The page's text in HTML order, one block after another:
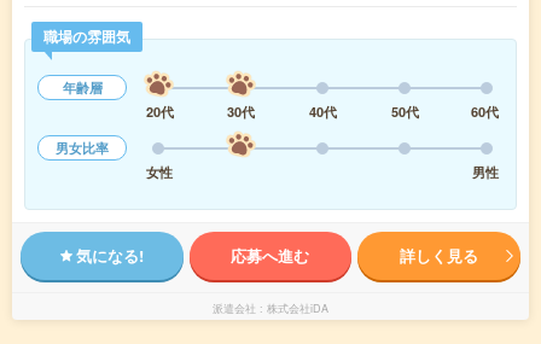
職場の雰囲気
年齢層
20代
30代 40代 50代
60代
男女比率
女性
男性
気になる! 応募へ進む 詳しく見る
派遣会社 株式会社iDA